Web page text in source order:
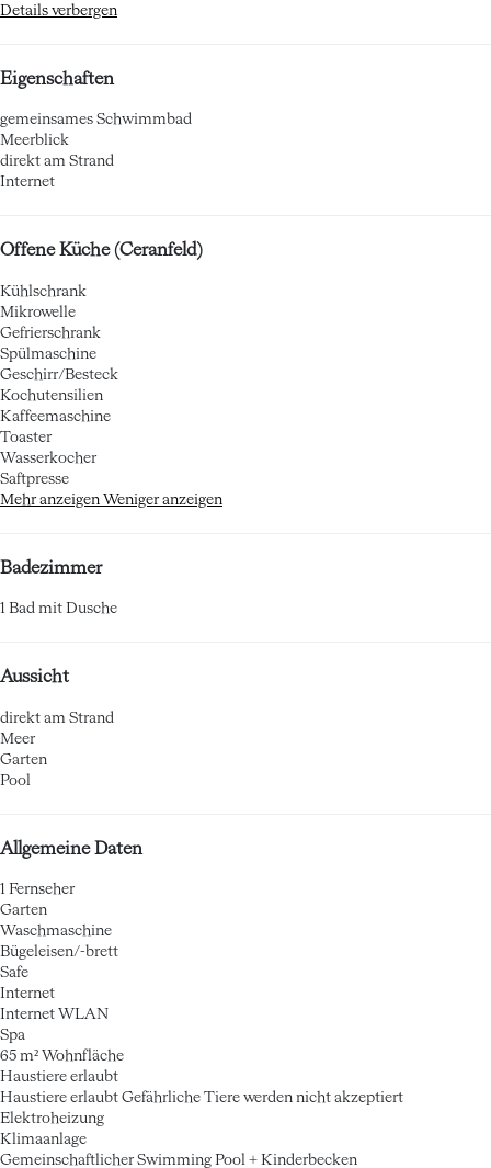
Details verbergen
Eigenschaften
gemeinsames Schwimmbad
Meerblick
direkt am Strand
Internet
Offene Küche (Ceranfeld)
Kühlschrank
Mikrowelle
Gefrierschrank
Spülmaschine
Geschirr/Besteck
Kochutensilien
Kaffeemaschine
Toaster
Wasserkocher
Saftpresse
Mehr anzeigen Weniger anzeigen
Badezimmer
1 Bad mit Dusche
Aussicht
direkt am Strand
Meer
Garten
Pool
Allgemeine Daten
1 Fernseher
Garten
Waschmaschine
Bügeleisen/-brett
Safe
Internet
Internet WLAN
Spa
65 m² Wohnfläche
Haustiere erlaubt
Haustiere erlaubt Gefährliche Tiere werden nicht akzeptiert
Elektroheizung
Klimaanlage
Gemeinschaftlicher Swimming Pool + Kinderbecken